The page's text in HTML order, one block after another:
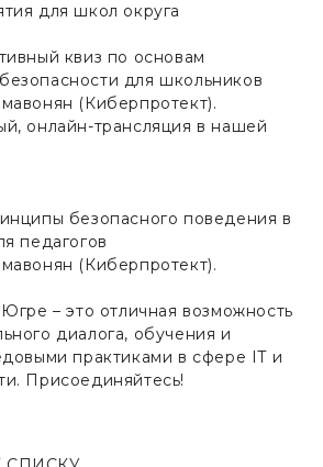
для школ округа
квиз по основам
для школьников
(Киберпротект).
онлайн-трансляция в нашей
безопасного поведения в
педагогов
(Киберпротект).
– это отличная возможность
диалога, обучения и
практиками в сфере IT и
Присоединяйтесь!